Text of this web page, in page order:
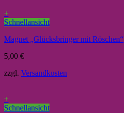
+
Schnellansicht
Magnet „Glücksbringer mit Röschen“
5,00 €
zzgl. Versandkosten
+
Schnellansicht